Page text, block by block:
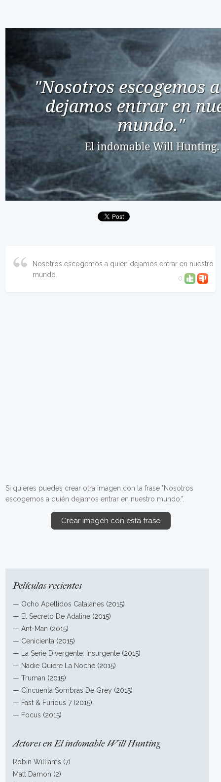
Nosotros escogemos a quién dejamos entrar en nuestro
mundo.
0
Si quieres puedes crear otra imagen con la frase "Nosotros
escogemos a quién dejamos entrar en nuestro mundo.".
Crear imagen con esta frase
Películas recientes
— Ocho Apellidos Catalanes (2015)
— El Secreto De Adaline (2015)
—Ant-Man (2015)
— Cenicienta (2015)
—
La Serie Divergente: Insurgente (2015)
— Nadie Quiere La Noche (2015)
—Truman (2015)
— Cincuenta Sombras De Grey (2015)
— Fast & Furious 7 (2015)
— Focus (2015)
Actores en El indomable Will Hunting
Robin Williams (7)
Matt Damon (2)